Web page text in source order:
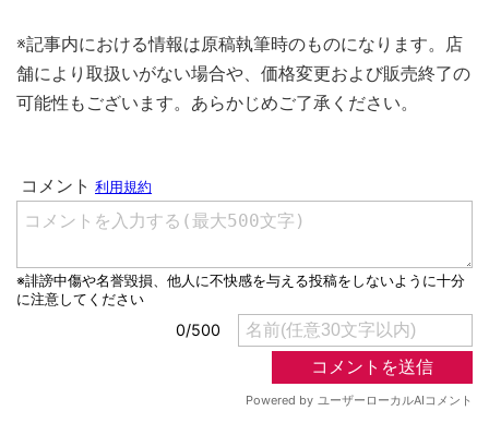
※記事内における情報は原稿執筆時のものになります。店
舗により取扱いがない場合や、価格変更および販売終了の
可能性もございます。あらかじめご了承ください。